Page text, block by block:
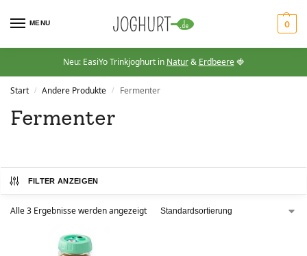
MENU 0
Neu: EasiYo Trinkjoghurt in Natur& Erdbeere🍓
Start / Andere Produkte / Fermenter
Fermenter
FILTER ANZEIGEN
Alle 3 Ergebnisse werden angezeigt